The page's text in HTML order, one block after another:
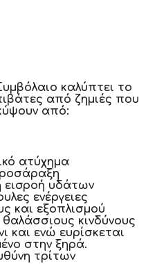
καλύπτει το
από ζημιές που
από:
ατύχημα
εισροή υδάτων
ενέργειες
και εξοπλισμού
κινδύνους
και ενώ ευρίσκεται
στην ξηρά.
τρίτων